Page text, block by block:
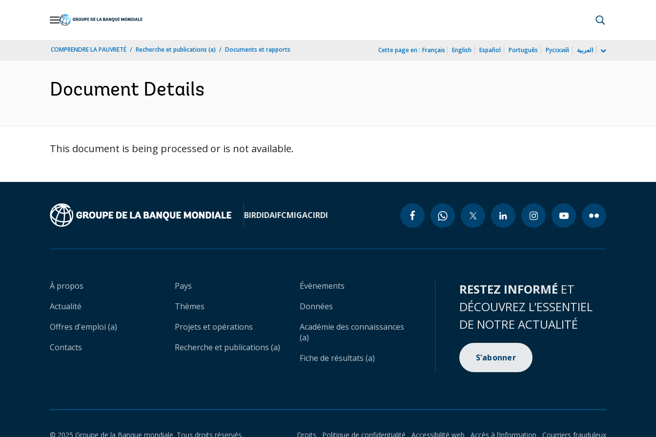
COMPRENDRE LA PAUVRETÉ Recherche et publications (a) Documents et rapports Cette page en : Français English Español Português Русский العربية
Document Details
This document is being processed or is not available.
BIRDIDAIFCMIGACIRDI
À propos
Actualité
Offres d'emploi (a)
Contacts
Pays
Thèmes
Projets et opérations
Recherche et publications (a)
Évènements
Données
Académie des connaissances
(a)
Fiche de résultats (a)
RESTEZ INFORMÉ ET
DÉCOUVREZ L’ESSENTIEL
DE NOTRE ACTUALITÉ
S'abonner
© 2025 Groupe de la Banque mondiale. Tous droits réservés. Droits Politique de confidentialité Accessibilité web Accès à l’information Courriers frauduleux